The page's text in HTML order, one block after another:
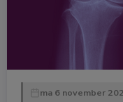
ma 6 november